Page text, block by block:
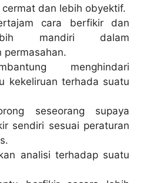
dan lebih obyektif.
cara berfikir dan
mandiri dalam
permasahan.
menghindari
kekeliruan terhada suatu
seseorang supaya
sendiri sesuai peraturan
analisi terhadap suatu